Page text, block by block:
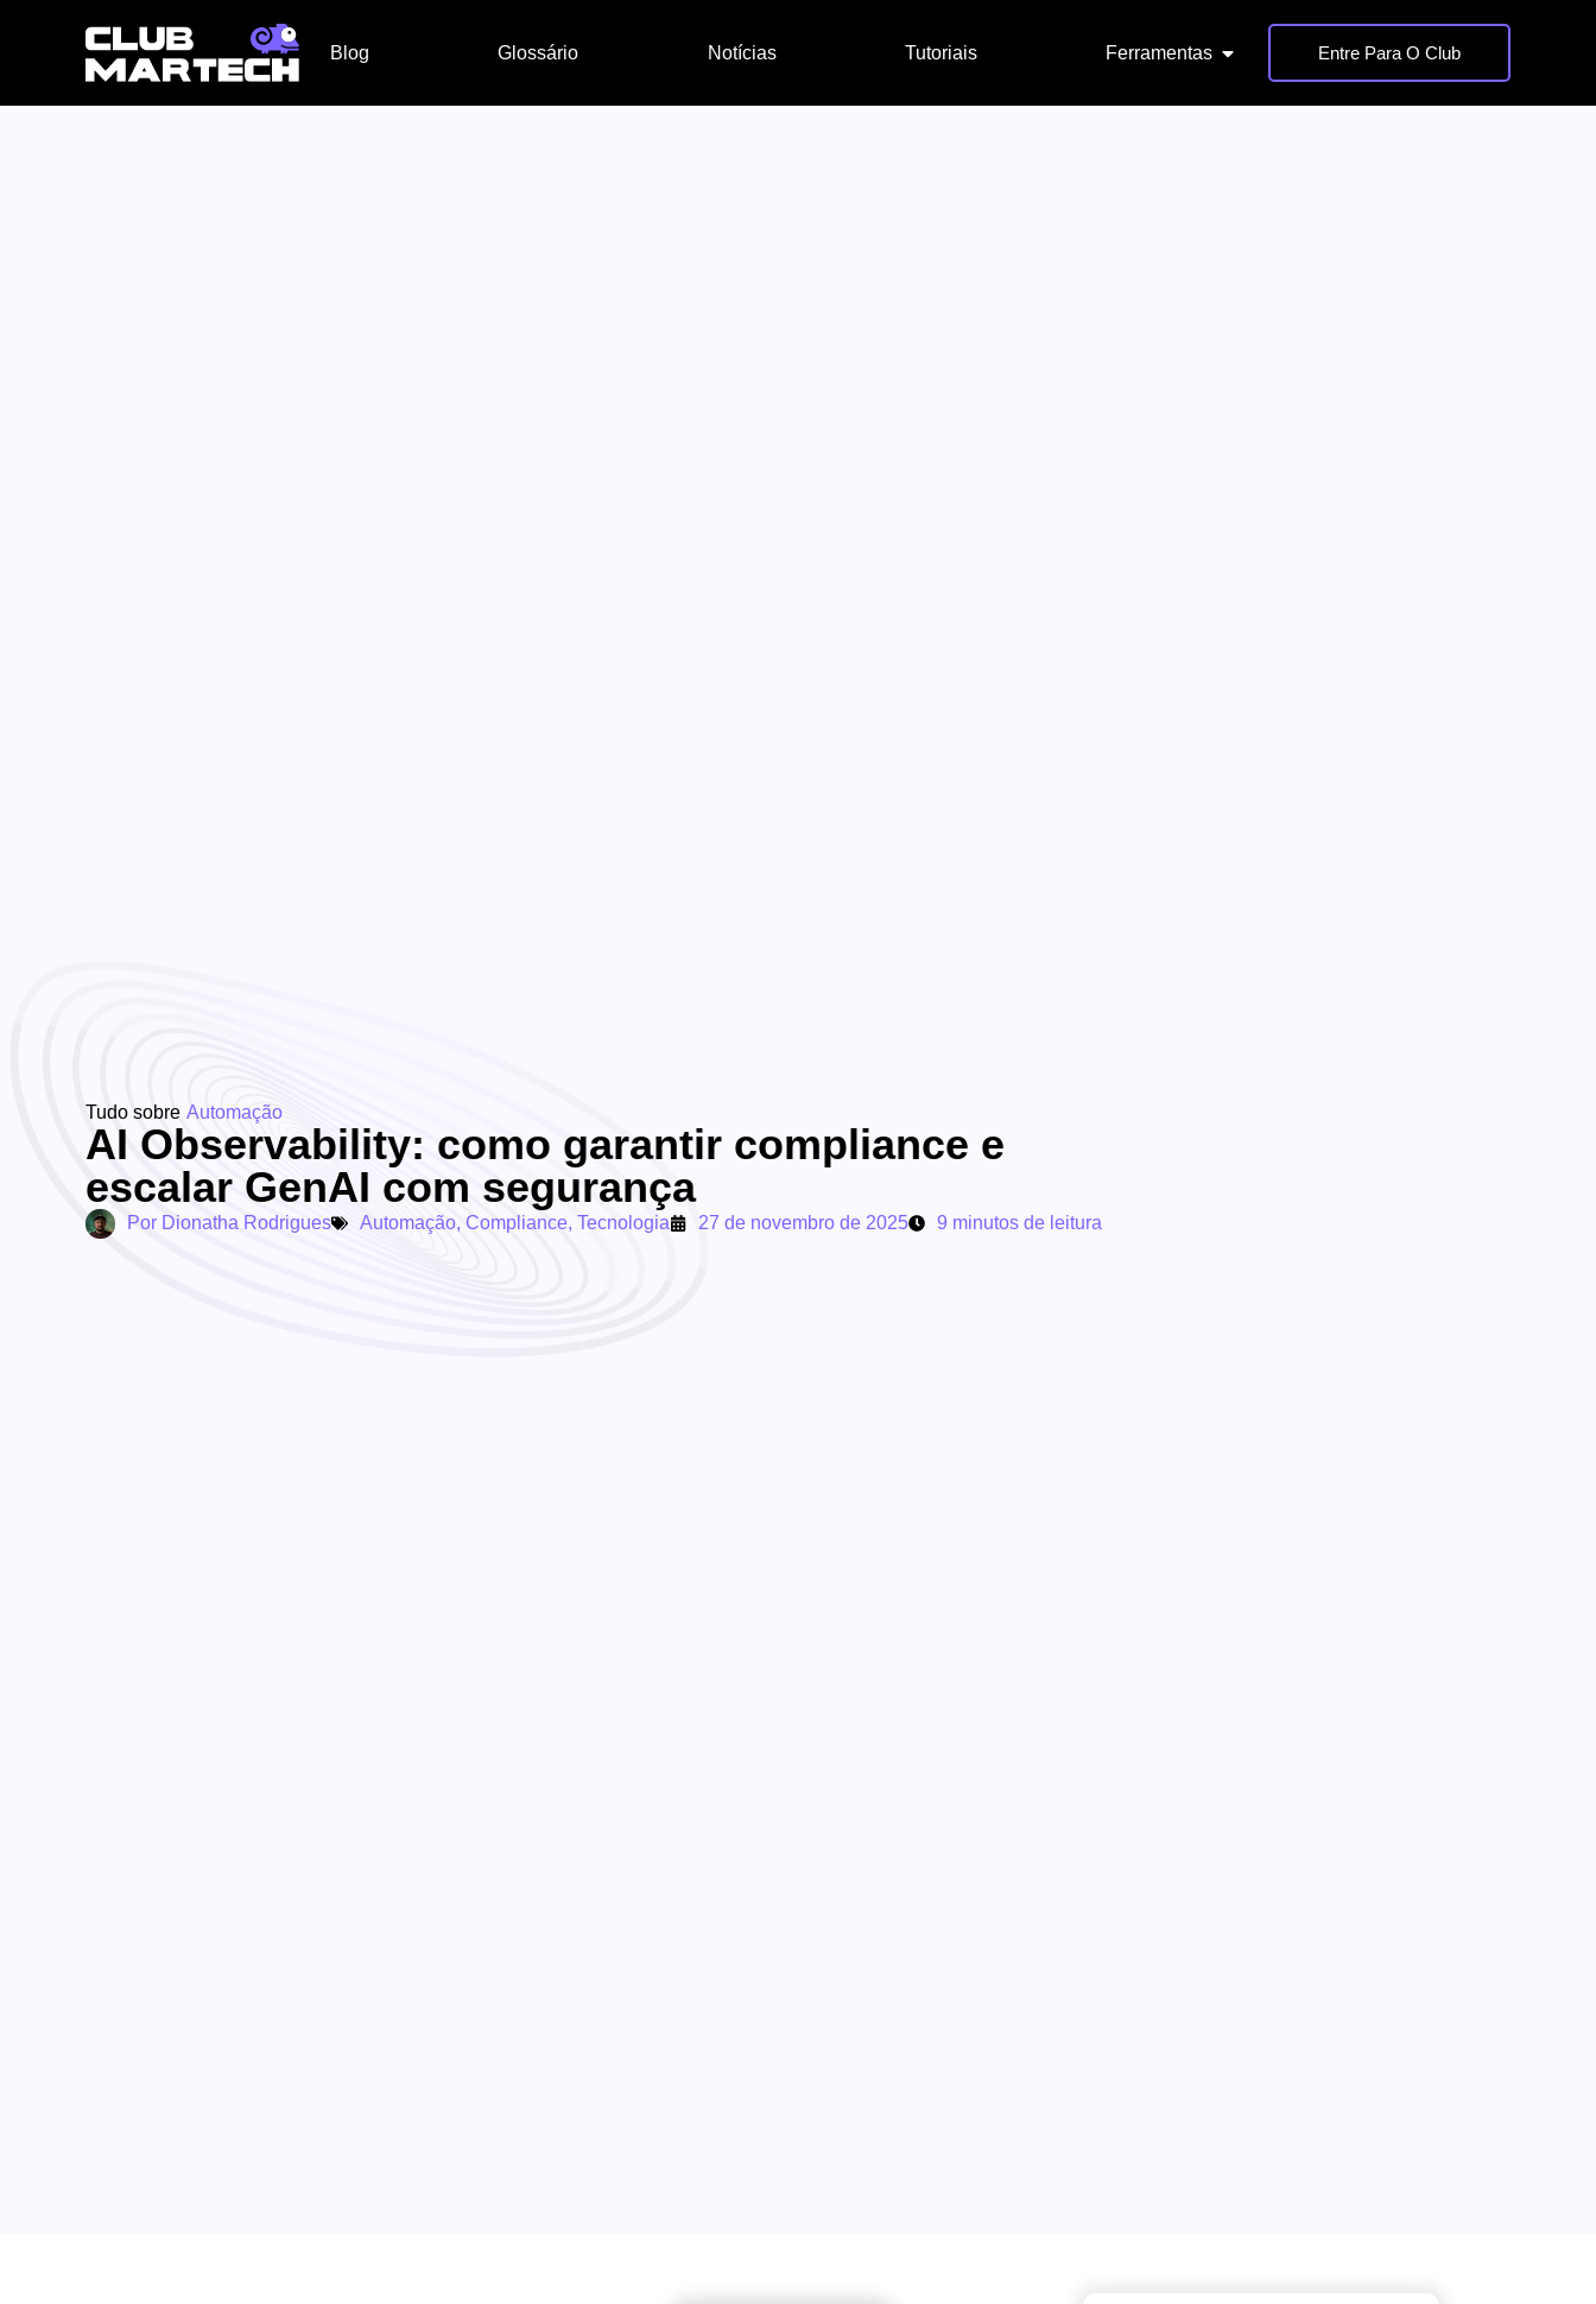
Blog Glossário Notícias Tutoriais Ferramentas Entre Para O Club
Tudo sobre Automação
AI Observability: como garantir compliance e
escalar GenAI com segurança
Por Dionatha Rodrigues Automação, Compliance, Tecnologia 27 de novembro de 2025 9 minutos de leitura